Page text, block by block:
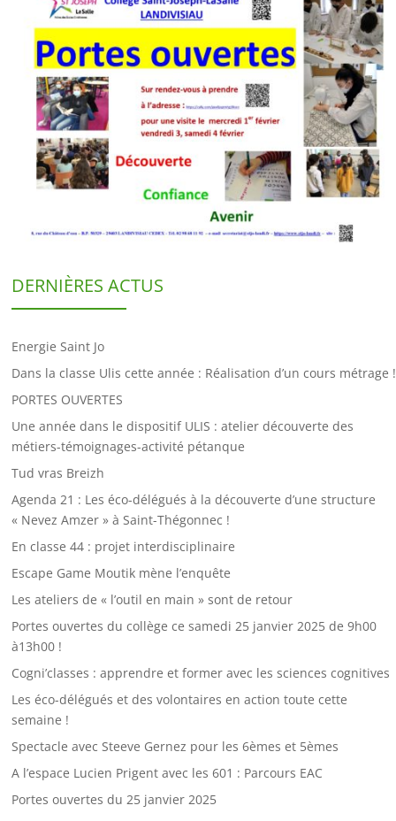
DERNIÈRES ACTUS
Energie Saint Jo
Dans la classe Ulis cette année : Réalisation d’un cours métrage !
PORTES OUVERTES
Une année dans le dispositif ULIS : atelier découverte des
métiers-témoignages-activité pétanque
Tud vras Breizh
Agenda 21 : Les éco-délégués à la découverte d’une structure
« Nevez Amzer » à Saint-Thégonnec !
En classe 44 : projet interdisciplinaire
Escape Game Moutik mène l’enquête
Les ateliers de « l’outil en main » sont de retour
Portes ouvertes du collège ce samedi 25 janvier 2025 de 9h00
à13h00 !
Cogni’classes : apprendre et former avec les sciences cognitives
Les éco-délégués et des volontaires en action toute cette
semaine !
Spectacle avec Steeve Gernez pour les 6èmes et 5èmes
A l’espace Lucien Prigent avec les 601 : Parcours EAC
Portes ouvertes du 25 janvier 2025